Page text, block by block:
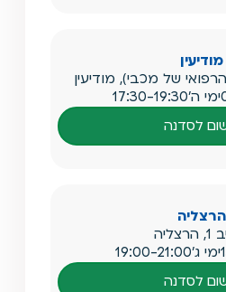
מודיעין
ימי ה'17:30-19:30
לסדנה
הרצליה
ימי ג'19:00-21:00
לסדנה